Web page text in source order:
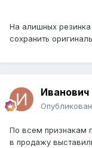
На алишных
сохранить
Иванович
По всем признакам
в продажу